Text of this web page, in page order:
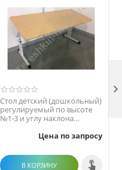
Стол детский (дошкольный)
регулируемый по высоте
№1-3 и углу наклона
Цена по запросу
В КОРЗИНУ
